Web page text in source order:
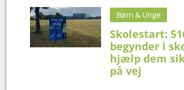
Børn & Unge
Skolestart:
begynder i
hjælp dem
på vej